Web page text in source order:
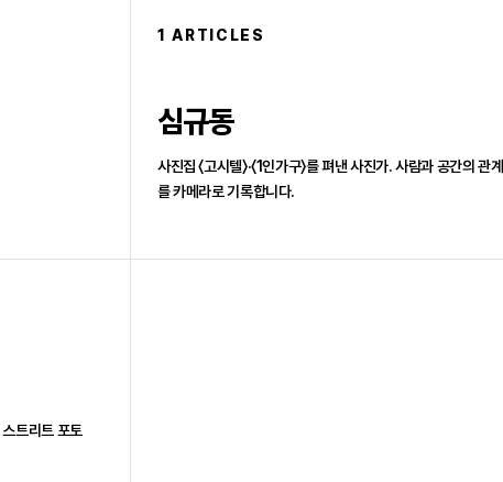
1 ARTICLES
심규동
사진집 〈고시텔〉·〈1인가구〉를 펴낸 사진가. 사람과 공간의 관계
를 카메라로 기록합니다.
트리트 포토